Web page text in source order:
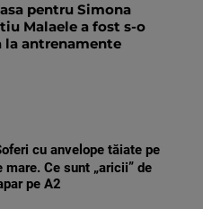
pentru Simona
Malaele a fost s-o
la antrenamente
cu anvelope tăiate pe
mare. Ce sunt „aricii” de
pe A2